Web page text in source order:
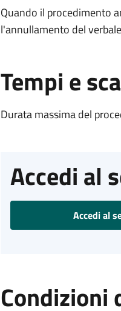
Quando il procedimento
l'annullamento del
Tempi e
Durata massima del
Accedi al
Accedi al
Condizioni